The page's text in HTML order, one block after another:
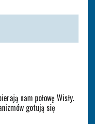
nam połowę Wisły.
gotują się